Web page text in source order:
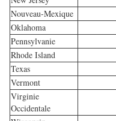
Nouveau-Mexique
Oklahoma
Pennsylvanie
Rhode Island
Texas
Vermont
Virginie
Occidentale